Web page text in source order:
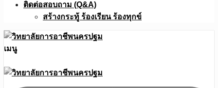
ติดต่อสอบถาม (Q&A)
สร้างกระทู้ ร้องเรียน ร้องทุกข์
เมนู